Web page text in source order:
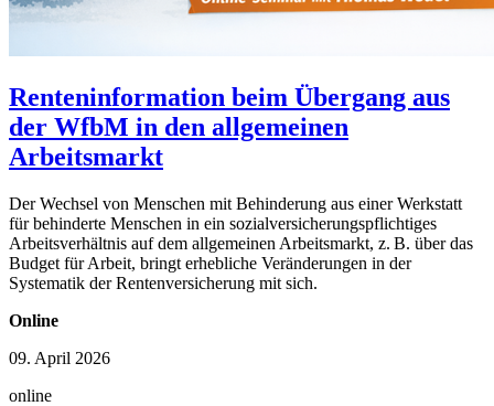
Renteninformation beim Übergang aus
der WfbM in den allgemeinen
Arbeitsmarkt
Der Wechsel von Menschen mit Behinderung aus einer Werkstatt
für behinderte Menschen in ein sozialversicherungspflichtiges
Arbeitsverhältnis auf dem allgemeinen Arbeitsmarkt, z. B. über das
Budget für Arbeit, bringt erhebliche Veränderungen in der
Systematik der Rentenversicherung mit sich.
Online
09. April 2026
online